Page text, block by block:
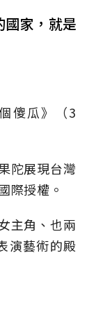
國家，就是
傻瓜》（3
陀展現台灣
際授權。
主角、也兩
演藝術的殿